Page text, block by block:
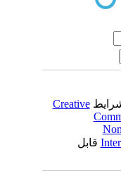
Creative
قابل